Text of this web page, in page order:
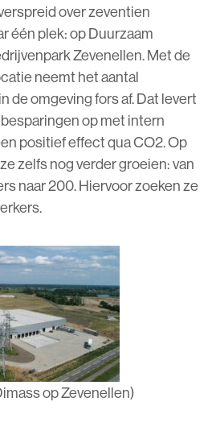
over zeventien
één plek: op Duurzaam
Zevenellen. Met de
neemt het aantal
de omgeving fors af. Dat levert
op met intern
positief effect qua CO2. Op
zelfs nog verder groeien: van
naar 200. Hiervoor zoeken ze
op Zevenellen)